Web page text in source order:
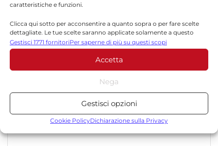
caratteristiche e funzioni.
Clicca qui sotto per acconsentire a quanto sopra o per fare scelte
dettagliate. Le tue scelte saranno applicate solamente a questo
sito. È possibile modificare le impostazioni in qualsiasi momento,
compreso il ritiro del consenso, utilizzando i pulsanti della Cookie
Policy o cliccando sul pulsante di gestione del consenso nella parte
inferiore dello schermo.
Statistiche
Archiviare informazioni su dispositivo e/o accedervi, Misurare le
prestazioni degli annunci, Misurare le prestazioni dei contenuti,
combinazione di dati provenienti da fonti diverse.
Gestisci 1771 fornitoriPer saperne di più su questi scopi
Accetta
Nega
Gestisci opzioni
Cookie PolicyDichiarazione sulla Privacy
Il tuo indirizzo email non sarà pubblicato. I campi
obbligatori sono contrassegnati*